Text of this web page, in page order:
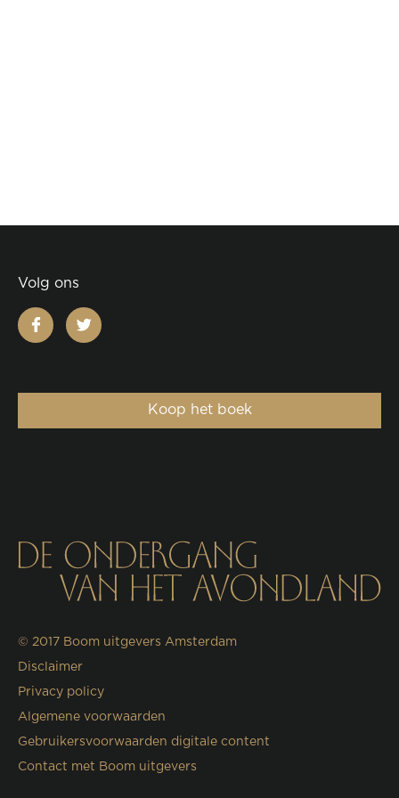
Volg ons
facebooktwitter
Koop het boek
© 2017 Boom uitgevers Amsterdam
Disclaimer
Privacy policy
Algemene voorwaarden
Gebruikersvoorwaarden digitale content
Contact met Boom uitgevers